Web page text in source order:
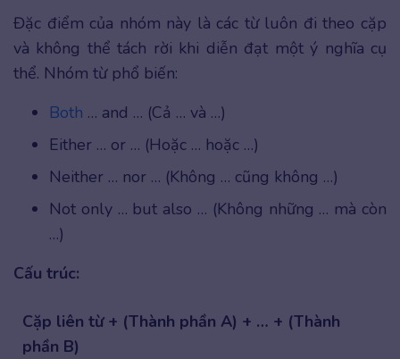
Đặc điểm của nhóm này là các từ luôn đi theo cặp
và không thể tách rời khi diễn đạt một ý nghĩa cụ
thể. Nhóm từ phổ biến:
Both … and … (Cả … và …)
Either … or … (Hoặc … hoặc …)
Neither … nor … (Không … cũng không …)
Not only … but also … (Không những … mà còn
…)
Cấu trúc:
Cặp liên từ + (Thành phần A) + … + (Thành
phần B)